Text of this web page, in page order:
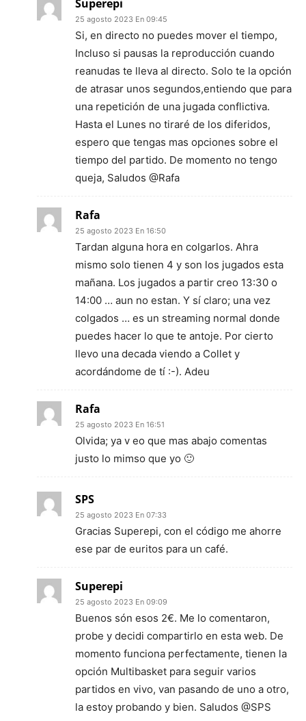
Superepi
25 agosto 2023 En 09:45
Si, en directo no puedes mover el tiempo,
Incluso si pausas la reproducción cuando
reanudas te lleva al directo. Solo te la opción
de atrasar unos segundos,entiendo que para
una repetición de una jugada conflictiva.
Hasta el Lunes no tiraré de los diferidos,
espero que tengas mas opciones sobre el
tiempo del partido. De momento no tengo
queja, Saludos @Rafa
Rafa
25 agosto 2023 En 16:50
Tardan alguna hora en colgarlos. Ahra
mismo solo tienen 4 y son los jugados esta
mañana. Los jugados a partir creo 13:30 o
14:00 … aun no estan. Y sí claro; una vez
colgados … es un streaming normal donde
puedes hacer lo que te antoje. Por cierto
llevo una decada viendo a Collet y
acordándome de tí :-). Adeu
Rafa
25 agosto 2023 En 16:51
Olvida; ya v eo que mas abajo comentas
justo lo mimso que yo 🙂
SPS
25 agosto 2023 En 07:33
Gracias Superepi, con el código me ahorre
ese par de euritos para un café.
Superepi
25 agosto 2023 En 09:09
Buenos són esos 2€. Me lo comentaron,
probe y decidi compartirlo en esta web. De
momento funciona perfectamente, tienen la
opción Multibasket para seguir varios
partidos en vivo, van pasando de uno a otro,
la estoy probando y bien. Saludos @SPS